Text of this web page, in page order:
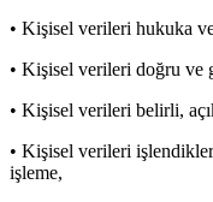
• Kişisel verileri hukuka
• Kişisel verileri doğru ve
• Kişisel verileri belirli,
• Kişisel verileri
işleme,